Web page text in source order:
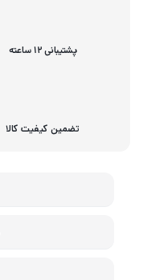
پشتیبانی 12 ساعته
تضمین کیفیت کالا